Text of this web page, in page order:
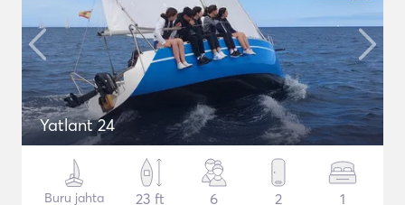
Yatlant 24
Buru jahta
23 ft
6 2 1